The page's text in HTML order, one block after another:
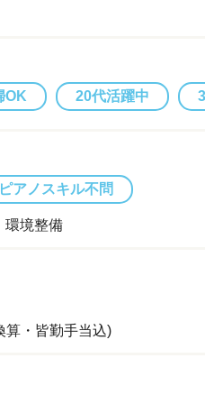
OK 20代活躍中
ピアノスキル不問
環境整備
算・皆勤手当込)